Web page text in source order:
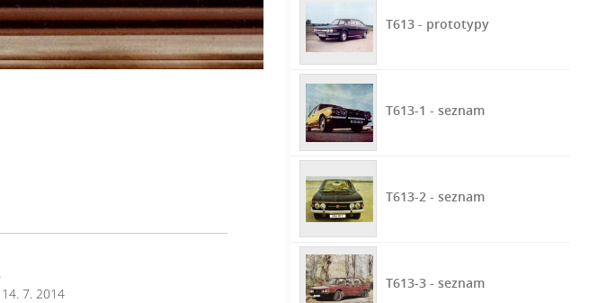
14. 7. 2014
T613 - prototypy
T613-1 - seznam
T613-2 - seznam
T613-3 - seznam